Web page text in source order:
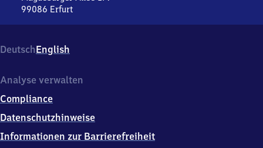
99086 Erfurt
Magdeburger
Allee
9
0
8
Erfurt
DeutschEnglish
Analyse verwalten
Compliance
Datenschutzhinweise
Informationen zur Barrierefreiheit